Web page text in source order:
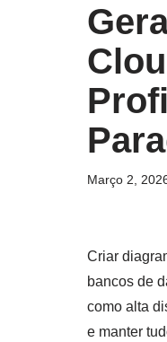
Março 2,
Criar
bancos de
como alta
e manter